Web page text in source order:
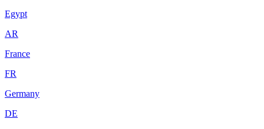
Egypt
AR
France
FR
Germany
DE